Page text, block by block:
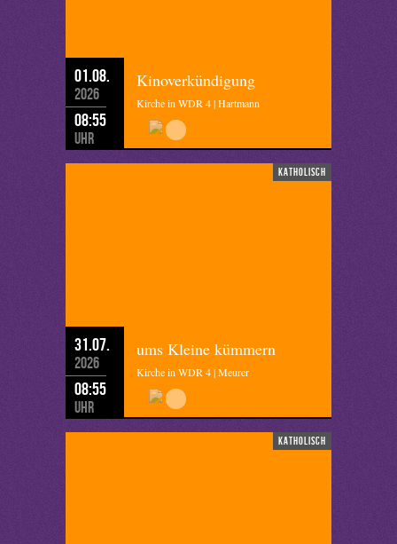
01.08.
2026
08:55
Uhr
Kinoverkündigung
Kirche in WDR 4 | Hartmann
katholisch
31.07.
2026
08:55
Uhr
ums Kleine kümmern
Kirche in WDR 4 | Meurer
katholisch